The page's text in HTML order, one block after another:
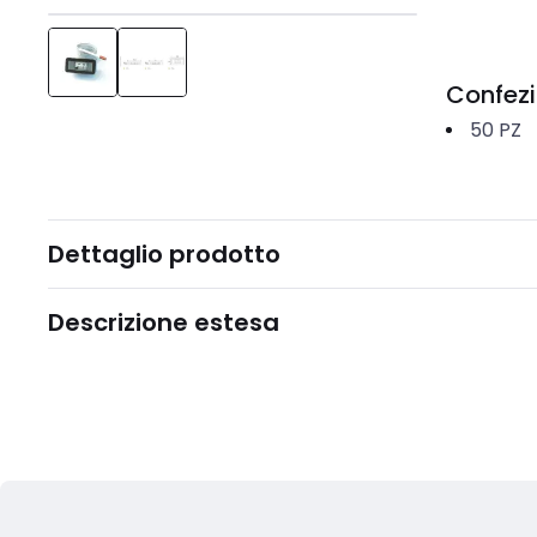
50 PZ
Dettaglio prodotto
Descrizione estesa